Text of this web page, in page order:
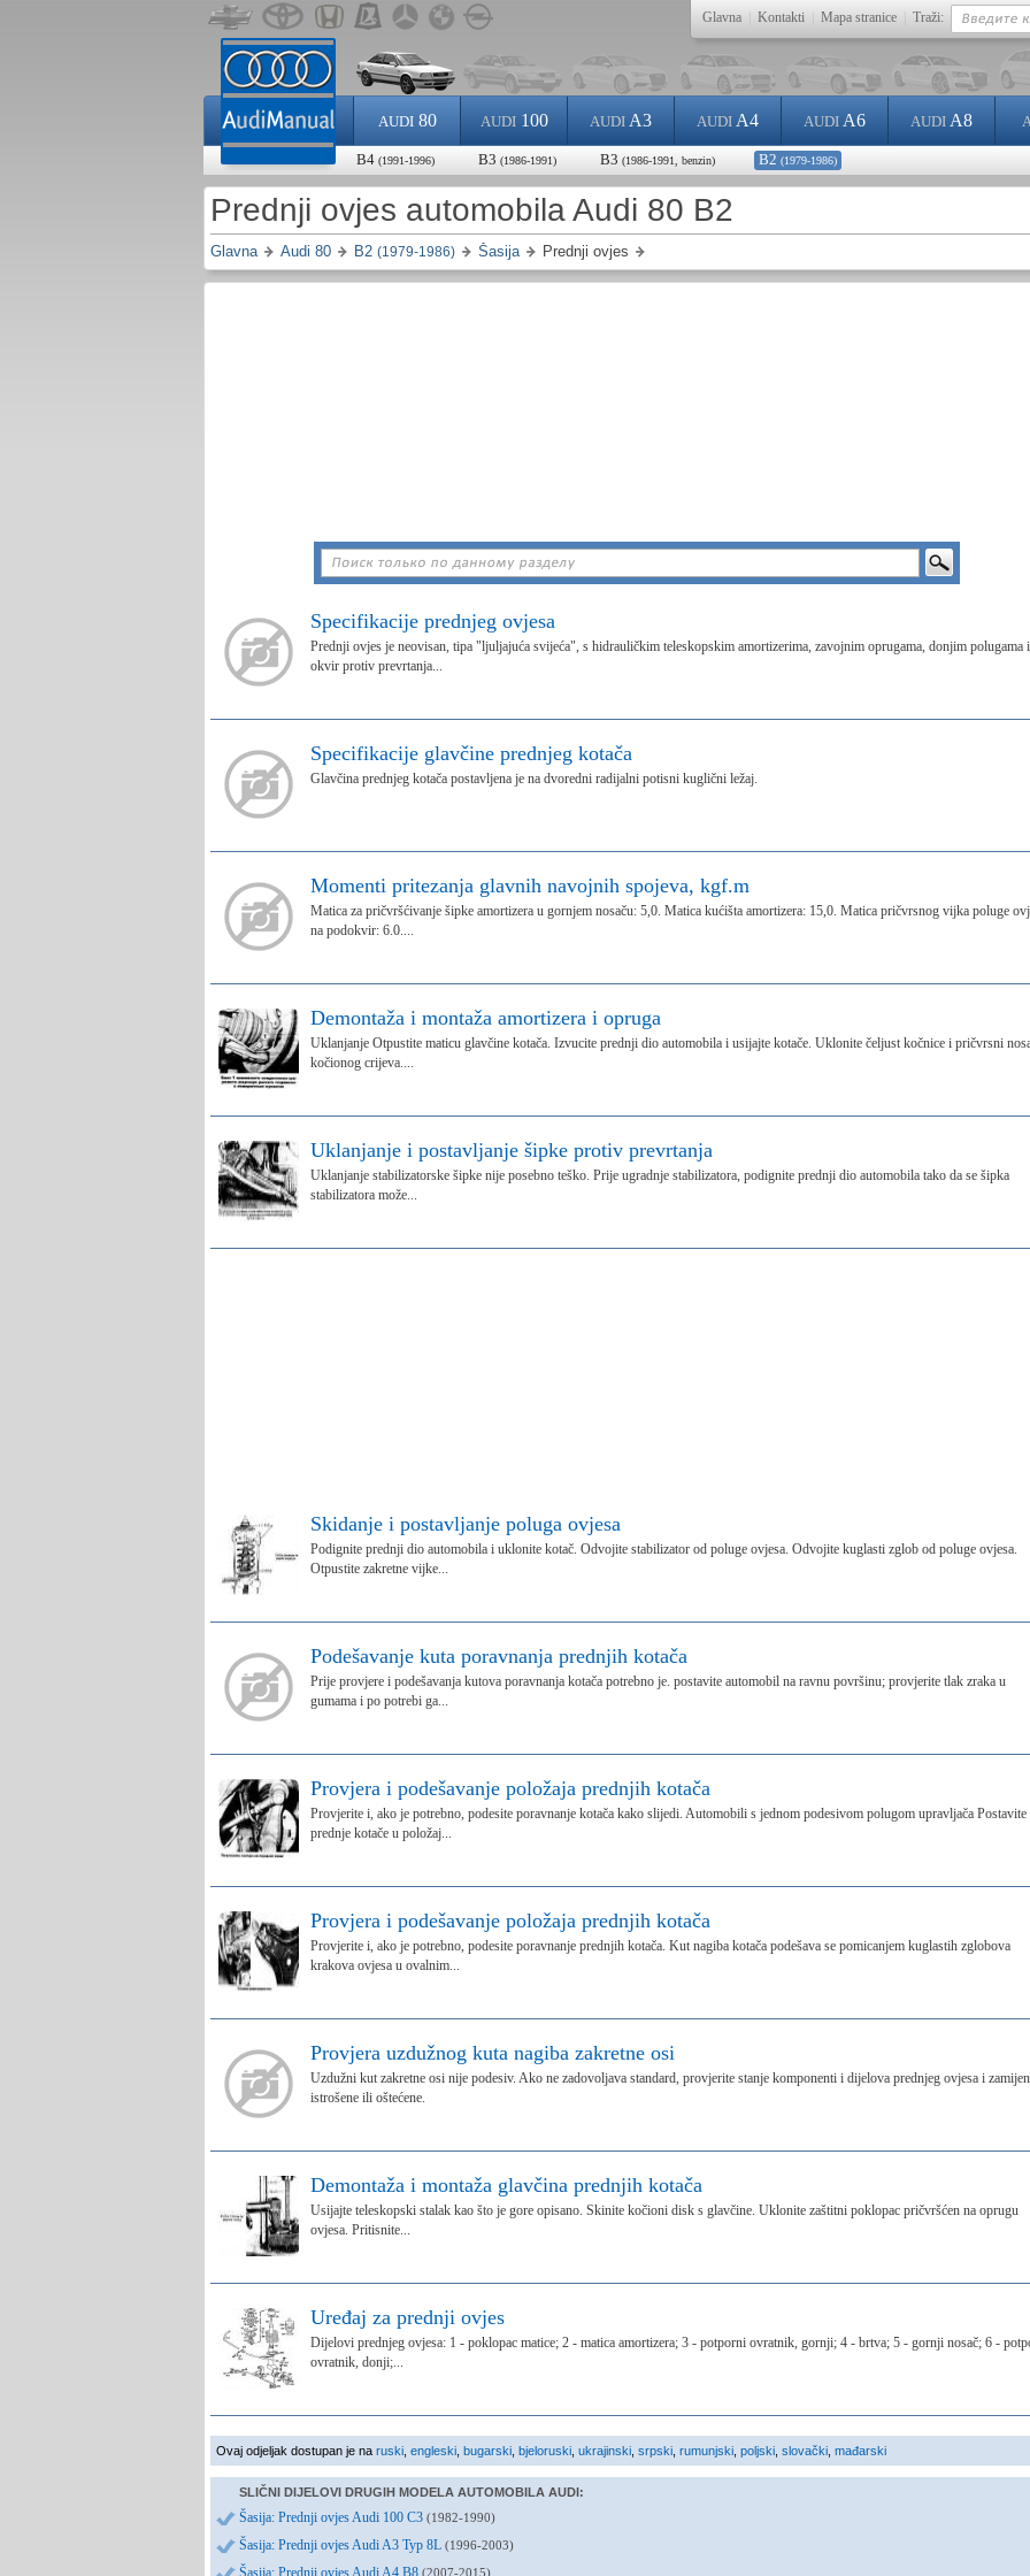
Glavna Kontakti Mapa stranice Traži:
AUDI80 AUDI100 AUDI A3 AUDI A4 AUDI A6 AUDI A8
B4 (1991-1996) B3 (1986-1991) B3 (1986-1991, benzin) B2 (1979-1986)
Prednji ovjes automobila Audi 80 B2
Glavna Audi 80 B2 (1979-1986) Šasija Prednji ovjes
Specifikacije prednjeg ovjesa
Prednji ovjes je neovisan, tipa "ljuljajuća svijeća", s hidrauličkim teleskopskim amortizerima, zavojnim oprugama, donjim polugama i
okvir protiv prevrtanja...
Specifikacije glavčine prednjeg kotača
Glavčina prednjeg kotača postavljena je na dvoredni radijalni potisni kuglični ležaj.
Momenti pritezanja glavnih navojnih spojeva, kgf.m
Matica za pričvršćivanje šipke amortizera u gornjem nosaču: 5,0. Matica kućišta amortizera: 15,0. Matica pričvrsnog vijka poluge
na podokvir: 6.0....
Demontaža i montaža amortizera i opruga
Uklanjanje Otpustite maticu glavčine kotača. Izvucite prednji dio automobila i usijajte kotače. Uklonite čeljust kočnice i pričvrsni
kočionog crijeva....
Uklanjanje i postavljanje šipke protiv prevrtanja
Uklanjanje stabilizatorske šipke nije posebno teško. Prije ugradnje stabilizatora, podignite prednji dio automobila tako da se šipka
stabilizatora može...
Skidanje i postavljanje poluga ovjesa
Podignite prednji dio automobila i uklonite kotač. Odvojite stabilizator od poluge ovjesa. Odvojite kuglasti zglob od poluge ovjesa.
Otpustite zakretne vijke...
Podešavanje kuta poravnanja prednjih kotača
Prije provjere i podešavanja kutova poravnanja kotača potrebno je. postavite automobil na ravnu površinu; provjerite tlak zraka u
gumama i po potrebi ga...
Provjera i podešavanje položaja prednjih kotača
Provjerite i, ako je potrebno, podesite poravnanje kotača kako slijedi. Automobili s jednom podesivom polugom upravljača Postavite
prednje kotače u položaj...
Provjera i podešavanje položaja prednjih kotača
Provjerite i, ako je potrebno, podesite poravnanje prednjih kotača. Kut nagiba kotača podešava se pomicanjem kuglastih zglobova
krakova ovjesa u ovalnim...
Provjera uzdužnog kuta nagiba zakretne osi
Uzdužni kut zakretne osi nije podesiv. Ako ne zadovoljava standard, provjerite stanje komponenti i dijelova prednjeg ovjesa i
istrošene ili oštećene.
Demontaža i montaža glavčina prednjih kotača
Usijajte teleskopski stalak kao što je gore opisano. Skinite kočioni disk s glavčine. Uklonite zaštitni poklopac pričvršćen na oprugu
ovjesa. Pritisnite...
Uređaj za prednji ovjes
Dijelovi prednjeg ovjesa: 1 - poklopac matice; 2 - matica amortizera; 3 - potporni ovratnik, gornji; 4 - brtva; 5 - gornji nosač; 6 -
ovratnik, donji;...
Ovaj odjeljak dostupan je na ruski engleski bugarski bjeloruski ukrajinski srpski rumunjski poljski slovački mađarski
SLIČNI DIJELOVI DRUGIH MODELA AUTOMOBILA AUDI:
Šasija: Prednji ovjes Audi 100 C3 (1982-1990)
Šasija: Prednji ovjes Audi A3 Typ 8L (1996-2003)
Šasija: Prednji ovjes Audi A4 B8 (2007-2015)